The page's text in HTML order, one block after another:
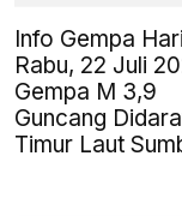
Info Gempa
Rabu, 22 Juli
Gempa M 3,9
Guncang
Timur Laut